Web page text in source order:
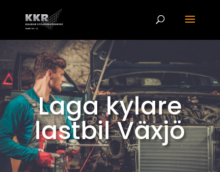
Laga kylare
lastbil Växjö